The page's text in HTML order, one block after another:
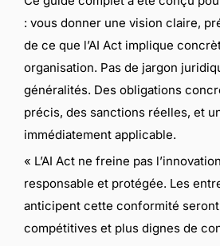
: vous donner une vision claire,
de ce que l’AI Act implique
organisation. Pas de jargon
généralités. Des obligations
précis, des sanctions réelles, et
immédiatement applicable.
« L’AI Act ne freine pas
responsable et protégée. Les
anticipent cette conformité
compétitives et plus dignes de